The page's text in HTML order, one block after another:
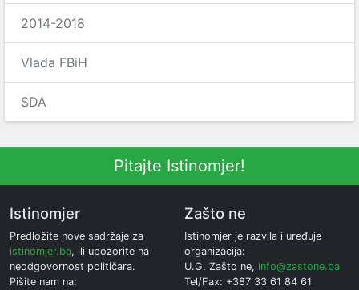
2014-2018
Vlada FBiH
SDA
Pitajte Istinomjer!
Istinomjer
Predložite nove sadržaje za
istinomjer.ba, ili upozorite na
neodgovornost političara.
Pišite nam na:
Zašto ne
Istinomjer je razvila i uređuje
organizacija:
U.G. Zašto ne, info@zastone.ba
Tel/Fax: +387 33 61 84 61